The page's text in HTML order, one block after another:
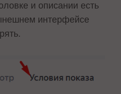
и описании есть
интерфейсе